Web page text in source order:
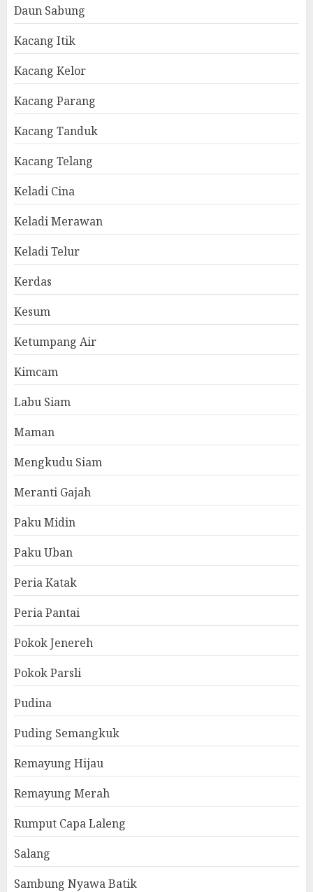
Daun Sabung
Kacang Itik
Kacang Kelor
Kacang Parang
Kacang Tanduk
Kacang Telang
Keladi Cina
Keladi Merawan
Keladi Telur
Kerdas
Kesum
Ketumpang Air
Kimcam
Labu Siam
Maman
Mengkudu Siam
Meranti Gajah
Paku Midin
Paku Uban
Peria Katak
Peria Pantai
Pokok Jenereh
Pokok Parsli
Pudina
Puding Semangkuk
Remayung Hijau
Remayung Merah
Rumput Capa Laleng
Salang
Sambung Nyawa Batik